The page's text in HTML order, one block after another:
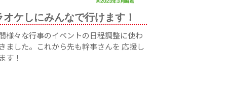
オケしにみんなで行けます！
様々な行事のイベントの日程調整に使わ
ました。これから先も幹事さんを 応援し
す！